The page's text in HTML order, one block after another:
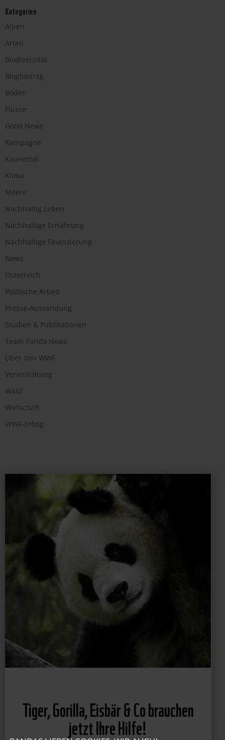
Kategorien
Alpen
Arten
Biodiversität
Blogbeitrag
Boden
Flüsse
Good News
Kampagne
Kaunertal
Klima
Meere
Nachhaltig Leben
Nachhaltige Ernährung
Nachhaltige Finanzierung
News
Österreich
Politische Arbeit
Presse-Aussendung
Studien & Publikationen
Team Panda News
Über den WWF
Veranstaltung
Wald
Wirtschaft
WWF-Erfolg
Tiger, Gorilla, Eisbär & Co brauchen